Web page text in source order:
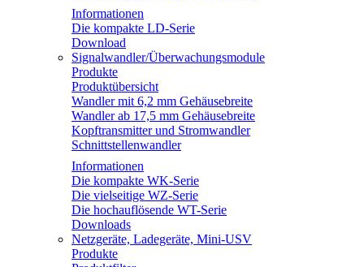
Informationen
Die kompakte LD-Serie
Download
Signalwandler/Überwachungsmodule
Produkte
Produktübersicht
Wandler mit 6,2 mm Gehäusebreite
Wandler ab 17,5 mm Gehäusebreite
Kopftransmitter und Stromwandler
Schnittstellenwandler
Informationen
Die kompakte WK-Serie
Die vielseitige WZ-Serie
Die hochauflösende WT-Serie
Downloads
Netzgeräte, Ladegeräte, Mini-USV
Produkte